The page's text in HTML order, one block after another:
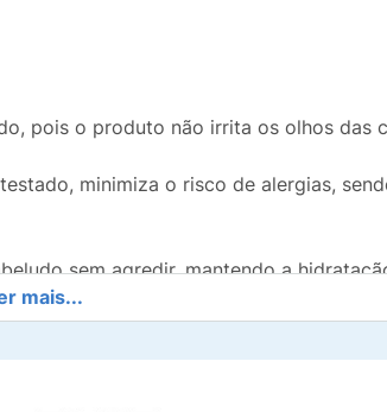
pois o produto não irrita os olhos das
minimiza o risco de alergias,
sem agredir, mantendo a
máscara da mesma linha,
mais...